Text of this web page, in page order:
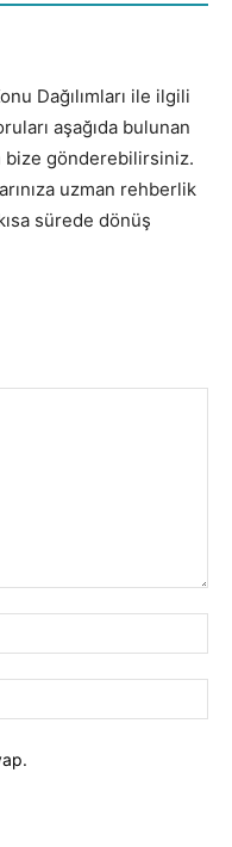
Dağılımları ile ilgili
aşağıda bulunan
bize gönderebilirsiniz.
uzman rehberlik
sürede dönüş